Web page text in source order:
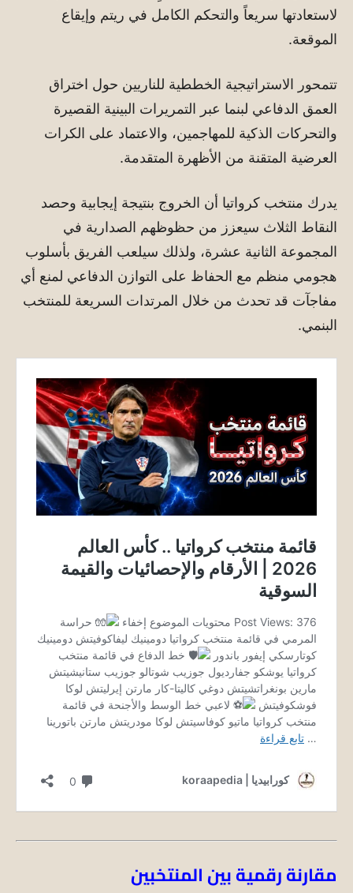
لاستعادتها سريعاً والتحكم الكامل في ريتم وإيقاع
الموقعة.
تتمحور الاستراتيجية الخططية للناريين حول اختراق
العمق الدفاعي لبنما عبر التمريرات البينية القصيرة
والتحركات الذكية للمهاجمين، والاعتماد على الكرات
العرضية المتقنة من الأظهرة المتقدمة.
يدرك منتخب كرواتيا أن الخروج بنتيجة إيجابية وحصد
النقاط الثلاث سيعزز من حظوظهم الصدارية في
المجموعة الثانية عشرة، ولذلك سيلعب الفريق بأسلوب
هجومي منظم مع الحفاظ على التوازن الدفاعي لمنع أي
مفاجآت قد تحدث من خلال المرتدات السريعة للمنتخب
البنمي.
مقارنة رقمية بين المنتخبين